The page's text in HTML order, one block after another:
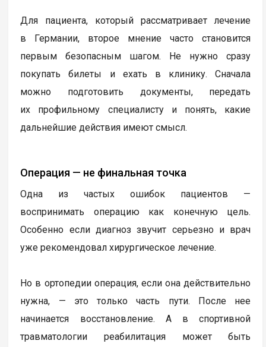
Для пациента, который рассматривает лечение
в Германии, второе мнение часто становится
первым безопасным шагом. Не нужно сразу
покупать билеты и ехать в клинику. Сначала
можно подготовить документы, передать
их профильному специалисту и понять, какие
дальнейшие действия имеют смысл.
Операция — не финальная точка
Одна из частых ошибок пациентов —
воспринимать операцию как конечную цель.
Особенно если диагноз звучит серьезно и врач
уже рекомендовал хирургическое лечение.
Но в ортопедии операция, если она действительно
нужна, — это только часть пути. После нее
начинается восстановление. А в спортивной
травматологии реабилитация может быть